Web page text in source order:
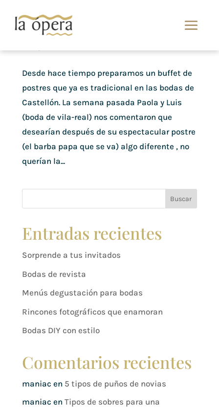
Buffet de pastelería para tu boda
Desde hace tiempo preparamos un buffet de
postres que ya es tradicional en las bodas de
Castellón. La semana pasada Paola y Luis
(boda de vila-real) nos comentaron que
desearían después de su espectacular postre
(el barba papa que se va) algo diferente , no
querían la...
Buscar
Entradas recientes
Sorprende a tus invitados
Bodas de revista
Menús degustación para bodas
Rincones fotográficos que enamoran
Bodas DIY con estilo
Comentarios recientes
maniac en 5 tipos de puños de novias
maniac en Tipos de sobres para una